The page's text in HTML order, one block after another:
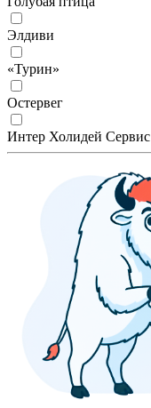
Элдиви
«Турин»
Остервег
Интер Холидей Сервис